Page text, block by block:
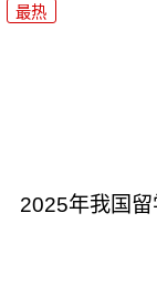
最热
2025年我国